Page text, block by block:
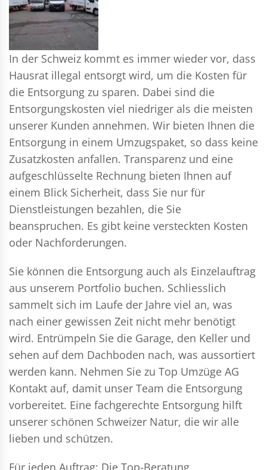
In der Schweiz kommt es immer wieder vor, dass
Hausrat illegal entsorgt wird, um die Kosten für
die Entsorgung zu sparen. Dabei sind die
Entsorgungskosten viel niedriger als die meisten
unserer Kunden annehmen. Wir bieten Ihnen die
Entsorgung in einem Umzugspaket, so dass keine
Zusatzkosten anfallen. Transparenz und eine
aufgeschlüsselte Rechnung bieten Ihnen auf
einem Blick Sicherheit, dass Sie nur für
Dienstleistungen bezahlen, die Sie
beanspruchen. Es gibt keine versteckten Kosten
oder Nachforderungen.
Sie können die Entsorgung auch als Einzelauftrag
aus unserem Portfolio buchen. Schliesslich
sammelt sich im Laufe der Jahre viel an, was
nach einer gewissen Zeit nicht mehr benötigt
wird. Entrümpeln Sie die Garage, den Keller und
sehen auf dem Dachboden nach, was aussortiert
werden kann. Nehmen Sie zu Top Umzüge AG
Kontakt auf, damit unser Team die Entsorgung
vorbereitet. Eine fachgerechte Entsorgung hilft
unserer schönen Schweizer Natur, die wir alle
lieben und schützen.
Für jeden Auftrag: Die Top-Beratung